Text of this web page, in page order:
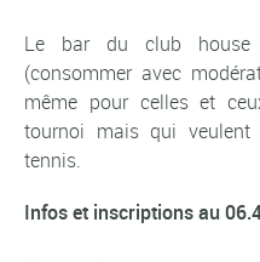
Le bar du club
(consommer avec
même pour celles et
tournoi mais qui
tennis.
Infos et inscriptions au